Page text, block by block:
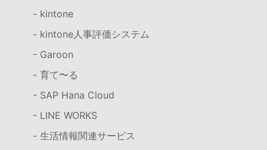
- kintone
- kintone人事評価システム
- Garoon
- 育て〜る
- SAP Hana Cloud
- LINE WORKS
- 生活情報関連サービス